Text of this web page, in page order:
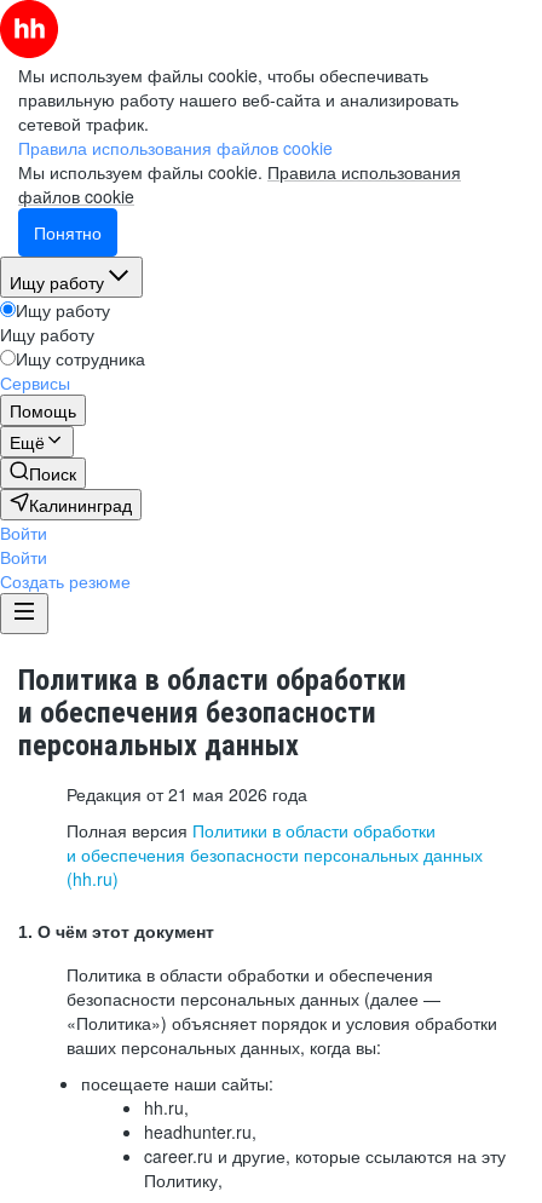
Мы используем файлы cookie, чтобы обеспечивать
правильную работу нашего веб-сайта и анализировать
сетевой трафик.
Правила использования файлов cookie
Мы используем файлы cookie. Правила использования
файлов cookie
Понятно
Ищу работу
Ищу работу
Ищу работу
Ищу сотрудника
Сервисы
Помощь
Ещё
Поиск
Калининград
Войти
Войти
Создать резюме
Политика в области обработки
и обеспечения безопасности
персональных данных
Редакция от 21 мая 2026 года
Полная версия Политики в области обработки
и обеспечения безопасности персональных данных
(hh.ru)
1. О чём этот документ
Политика в области обработки и обеспечения
безопасности персональных данных (далее —
«Политика») объясняет порядок и условия обработки
ваших персональных данных, когда вы:
посещаете наши сайты:
hh.ru,
headhunter.ru,
career.ru и другие, которые ссылаются на эту
Политику,